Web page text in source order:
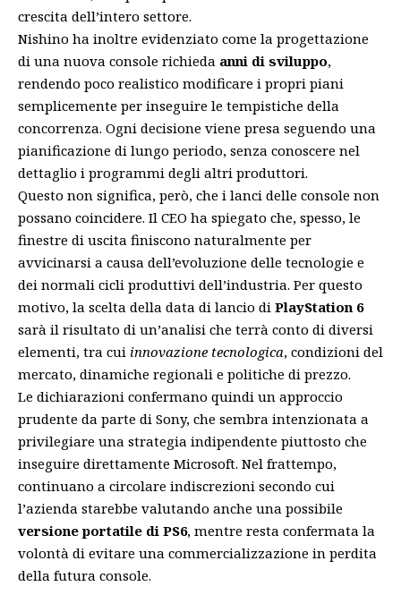
crescita dell’intero settore.
Nishino ha inoltre evidenziato come la progettazione
di una nuova console richieda anni di sviluppo,
rendendo poco realistico modificare i propri piani
semplicemente per inseguire le tempistiche della
concorrenza. Ogni decisione viene presa seguendo una
pianificazione di lungo periodo, senza conoscere nel
dettaglio i programmi degli altri produttori.
Questo non significa, però, che i lanci delle console non
possano coincidere. Il CEO ha spiegato che, spesso, le
finestre di uscita finiscono naturalmente per
avvicinarsi a causa dell’evoluzione delle tecnologie e
dei normali cicli produttivi dell’industria. Per questo
motivo, la scelta della data di lancio di PlayStation 6
sarà il risultato di un’analisi che terrà conto di diversi
elementi, tra cui innovazione tecnologica, condizioni del
mercato, dinamiche regionali e politiche di prezzo.
Le dichiarazioni confermano quindi un approccio
prudente da parte di Sony, che sembra intenzionata a
privilegiare una strategia indipendente piuttosto che
inseguire direttamente Microsoft. Nel frattempo,
continuano a circolare indiscrezioni secondo cui
l’azienda starebbe valutando anche una possibile
versione portatile di PS6, mentre resta confermata la
volontà di evitare una commercializzazione in perdita
della futura console.